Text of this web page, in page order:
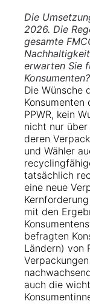
Die
2026. Die
gesamte
erwarten Sie
Konsumenten?
Die Wünsche
PPWR, kein
nicht nur
deren
und Wähler
tatsächlich
eine neue
mit den
befragten
Ländern) von
auch die